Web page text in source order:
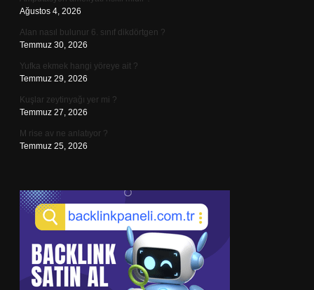
Ağustos 4, 2026
Alan nasıl bulunur 6. sınıf dikdörtgen ?
Temmuz 30, 2026
Yufka ekmek hangi yöreye ait ?
Temmuz 29, 2026
Kuşlar zeytinyağı yer mi ?
Temmuz 27, 2026
M rise av ne anlatıyor ?
Temmuz 25, 2026